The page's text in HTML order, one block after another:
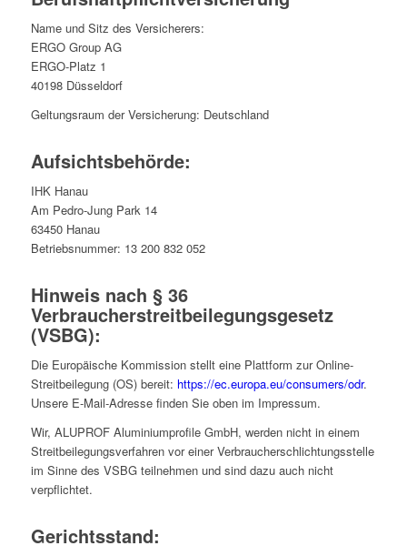
Name und Sitz des Versicherers:
ERGO Group AG
ERGO-Platz 1
40198 Düsseldorf
Geltungsraum der Versicherung: Deutschland
Aufsichtsbehörde:
IHK Hanau
Am Pedro-Jung Park 14
63450 Hanau
Betriebsnummer: 13 200 832 052
Hinweis nach § 36
Verbraucherstreitbeilegungsgesetz
(VSBG):
Die Europäische Kommission stellt eine Plattform zur Online-
Streitbeilegung (OS) bereit: https://ec.europa.eu/consumers/odr.
Unsere E-Mail-Adresse finden Sie oben im Impressum.
Wir, ALUPROF Aluminiumprofile GmbH, werden nicht in einem
Streitbeilegungsverfahren vor einer Verbraucherschlichtungsstelle
im Sinne des VSBG teilnehmen und sind dazu auch nicht
verpflichtet.
Gerichtsstand: